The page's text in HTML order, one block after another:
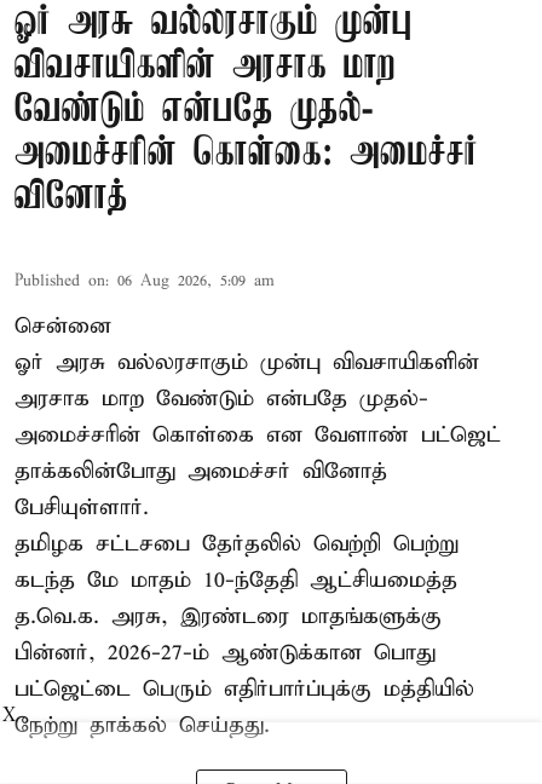
ஓர் அரசு வல்லரசாகும் முன்பு
விவசாயிகளின் அரசாக மாற
வேண்டும் என்பதே முதல்-
அமைச்சரின் கொள்கை: அமைச்சர்
வினோத்
Published on: 06 Aug 2026, 5:09 am
சென்னை
ஓர் அரசு வல்லரசாகும் முன்பு விவசாயிகளின்
அரசாக மாற வேண்டும் என்பதே முதல்-
அமைச்சரின் கொள்கை என வேளாண் பட்ஜெட்
தாக்கலின்போது அமைச்சர் வினோத்
பேசியுள்ளார்.
தமிழக சட்டசபை தேர்தலில் வெற்றி பெற்று
கடந்த மே மாதம் 10-ந்தேதி ஆட்சியமைத்த
த.வெ.க. அரசு, இரண்டரை மாதங்களுக்கு
பின்னர், 2026-27-ம் ஆண்டுக்கான பொது
பட்ஜெட்டை பெரும் எதிர்பார்ப்புக்கு மத்தியில்
நேற்று தாக்கல் செய்தது.
X